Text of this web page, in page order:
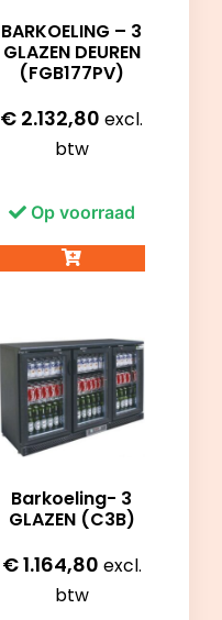
BARKOELING – 3
GLAZEN DEUREN
(FGB177PV)
€ 2.132,80 excl.
btw
Op voorraad
Barkoeling- 3
GLAZEN (C3B)
€1.164,80 excl.
btw